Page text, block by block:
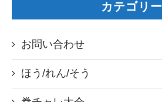
カテゴリー
お問い合わせ
ほう/れん/そう